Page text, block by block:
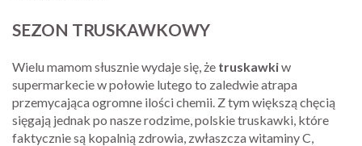
SEZON TRUSKAWKOWY
Wielu mamom słusznie wydaje się, że truskawkiw
supermarkecie w połowie lutego to zaledwie atrapa
przemycająca ogromne ilości chemii. Z tym większą chęcią
sięgają jednak po nasze rodzime, polskie truskawki, które
faktycznie są kopalnią zdrowia, zwłaszcza witaminy C,